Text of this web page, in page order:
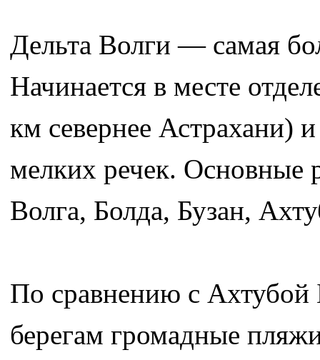
Дельта Волги — самая
Начинается в месте
км севернее Астрахани)
мелких речек. Основные
Волга, Болда, Бузан,
По сравнению с Ахтубой
берегам громадные